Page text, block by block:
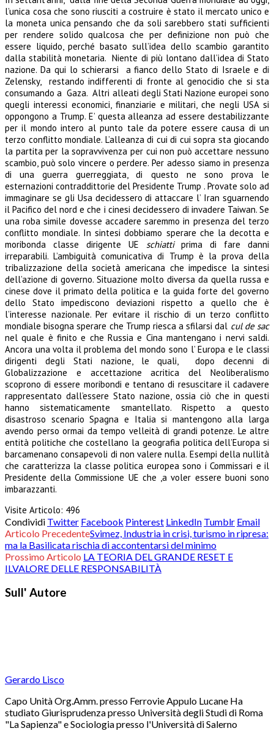
l’unica cosa che sono riusciti a costruire è stato il mercato unico e
la moneta unica pensando che da soli sarebbero stati sufficienti
per rendere solido qualcosa che per definizione non può che
essere liquido, perché basato sull’idea dello scambio garantito
dalla stabilità monetaria. Niente di più lontano dall’idea di Stato
nazione. Da qui lo schierarsi a fianco dello Stato di Israele e di
Zelensky, restando indifferenti di fronte al genocidio che si sta
consumando a Gaza. Altri alleati degli Stati Nazione europei sono
quegli interessi economici, finanziarie e militari, che negli USA si
oppongono a Trump. E’ questa alleanza ad essere destabilizzante
per il mondo intero al punto tale da potere essere causa di un
terzo conflitto mondiale. L’alleanza di cui di cui sopra sta giocando
la partita per la sopravvivenza per cui non può accettare nessuno
scambio, può solo vincere o perdere. Per adesso siamo in presenza
di una guerra guerreggiata, di questo ne sono prova le
esternazioni contraddittorie del Presidente Trump . Provate solo ad
immaginare se gli Usa decidessero di attaccare l’ Iran sguarnendo
il Pacifico del nord e che i cinesi decidessero di invadere Taiwan. Se
una roba simile dovesse accadere saremmo in presenza del terzo
conflitto mondiale. In sintesi dobbiamo sperare che la decotta e
moribonda classe dirigente UE schiattiprima di fare danni
irreparabili. L’ambiguità comunicativa di Trump è la prova della
tribalizzazione della società americana che impedisce la sintesi
dell’azione di governo. Situazione molto diversa da quella russa e
cinese dove il primato della politica e la guida forte del governo
dello Stato impediscono deviazioni rispetto a quello che è
l’interesse nazionale. Per evitare il rischio di un terzo conflitto
mondiale bisogna sperare che Trump riesca a sfilarsi dal cul de sac
nel quale è finito e che Russia e Cina mantengano i nervi saldi.
Ancora una volta il problema del mondo sono l’ Europa e le classi
dirigenti degli Stati nazione, le quali, dopo decenni di
Globalizzazione e accettazione acritica del Neoliberalismo
scoprono di essere moribondi e tentano di resuscitare il cadavere
rappresentato dall’essere Stato nazione, ossia ciò che in questi
hanno sistematicamente smantellato. Rispetto a questo
disastroso scenario Spagna e Italia si mantengono alla larga
avendo perso ormai da tempo velleità di grandi potenze. Le altre
entità politiche che costellano la geografia politica dell’Europa si
barcamenano consapevoli di non valere nulla. Esempi della nullità
che caratterizza la classe politica europea sono i Commissari e il
Presidente della Commissione UE che ,a voler essere buoni sono
imbarazzanti.
Visite Articolo: 496
Condividi Twitter Facebook Pinterest LinkedIn Tumblr Email
Articolo PrecedenteSvimez, Industria in crisi, turismo in ripresa:
ma la Basilicata rischia di accontentarsi del minimo
Prossimo Articolo LA TEORIA DEL GRANDE RESET E
ILVALORE DELLE RESPONSABILITÀ
Sull' Autore
Gerardo Lisco
Capo Unità Org.Amm. presso Ferrovie Appulo Lucane Ha
studiato Giurisprudenza presso Università degli Studi di Roma
"La Sapienza" e Sociologia presso l'Università di Salerno